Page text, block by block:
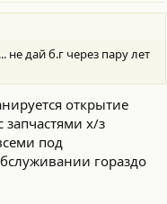
дай б.г через пару лет
открытие
х/з
под
гораздо